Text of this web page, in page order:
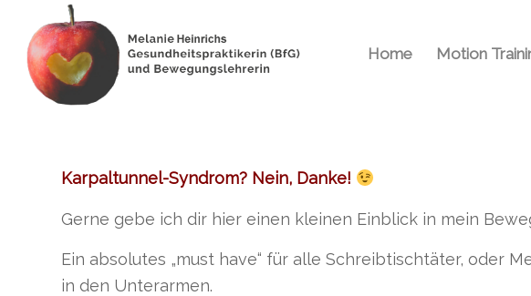
Home Motion
Karpaltunnel-Syndrom? Nein, Danke!
Gerne gebe ich dir hier einen kleinen Einblick in mein
Ein absolutes „must have“ für alle Schreibtischtäter, oder
in den Unterarmen.